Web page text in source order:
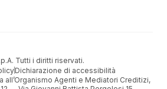
Tutti i diritti riservati.
Dichiarazione di accessibilità
all’Organismo Agenti e Mediatori Creditizi,